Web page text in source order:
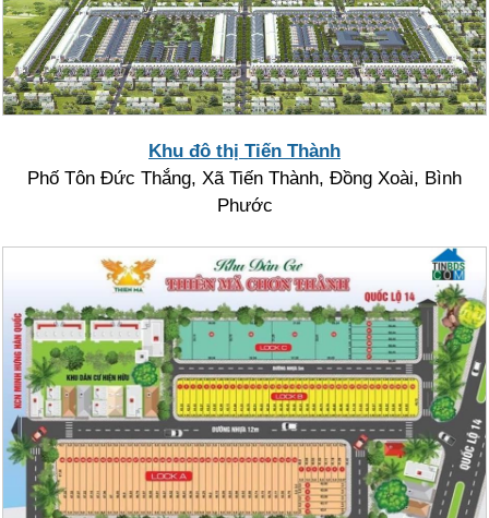
Khu đô thị Tiến Thành
Phố Tôn Đức Thắng, Xã Tiến Thành, Đồng Xoài, Bình
Phước